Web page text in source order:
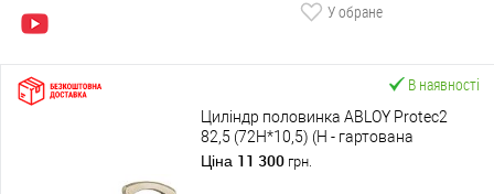
У обране
В наявності
Циліндр половинка ABLOY Protec2
82,5 (72H*10,5) (H - гартована
сторона) хром матовий 3 ключа
Ціна 11 300 грн.